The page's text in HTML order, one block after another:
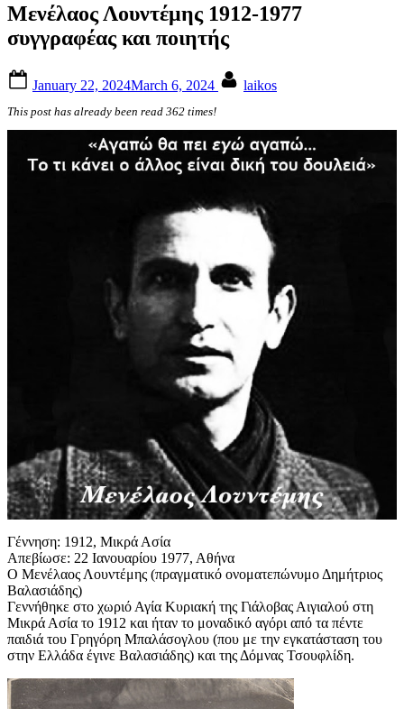
Μενέλαος Λουντέμης 1912-1977
συγγραφέας και ποιητής
on
January 22, 2024March 6, 2024 laikos
This post has already been read 362 times!
Γέννηση: 1912, Μικρά Ασία
Απεβίωσε: 22 Ιανουαρίου 1977, Αθήνα
Ο Μενέλαος Λουντέμης (πραγματικό ονοματεπώνυμο Δημήτριος
Βαλασιάδης)
Γεννήθηκε στο χωριό Αγία Κυριακή της Γιάλοβας Αιγιαλού στη
Μικρά Ασία το 1912 και ήταν το μοναδικό αγόρι από τα πέντε
παιδιά του Γρηγόρη Μπαλάσογλου (που με την εγκατάσταση του
στην Ελλάδα έγινε Βαλασιάδης) και της Δόμνας Τσουφλίδη.